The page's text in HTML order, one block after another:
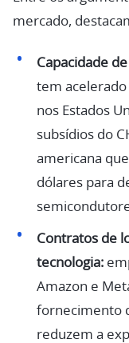
mercado,
Capacidade
tem
nos Estados
subsídios do
americana
dólares para
Contratos de
tecnologia:
Amazon e
fornecimento
reduzem a